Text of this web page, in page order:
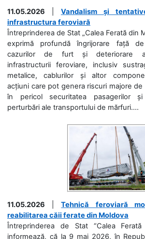
11.05.2026
Vandalism și
infrastructura feroviară
Întreprinderea de Stat „Calea Ferată din
exprimă profundă îngrijorare față de
cazurilor de furt și deteriorare a
infrastructurii feroviare, inclusiv
metalice, cablurilor și altor
acțiuni care pot genera riscuri majore
în pericol securitatea pasagerilor
perturbări ale transportului de mărfuri....
11.05.2026 |Tehnică feroviară
reabilitarea căii ferate din Moldova
Întreprinderea de Stat “Calea
informează, că la 9 mai 2026, în